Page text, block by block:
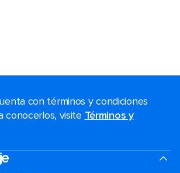
con términos y condiciones
conocerlos, visite Términos y